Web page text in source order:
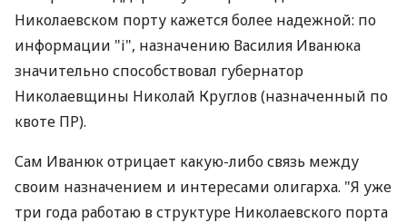
Николаевском порту кажется более надежной: по
информации "i", назначению Василия Иванюка
значительно способствовал губернатор
Николаевщины Николай Круглов (назначенный по
квоте ПР).
Сам Иванюк отрицает какую-либо связь между
своим назначением и интересами олигарха. "Я уже
три года работаю в структуре Николаевского порта